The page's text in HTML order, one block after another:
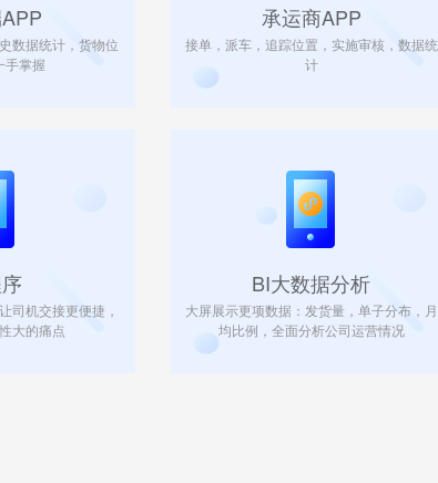
数据统计，货物位
手掌握
承运商APP
接单，派车，追踪位置，实施审核，数据统
计
司机交接更便捷，
大的痛点
BI大数据分析
大屏展示更项数据：发货量，单子分布，月
均比例，全面分析公司运营情况